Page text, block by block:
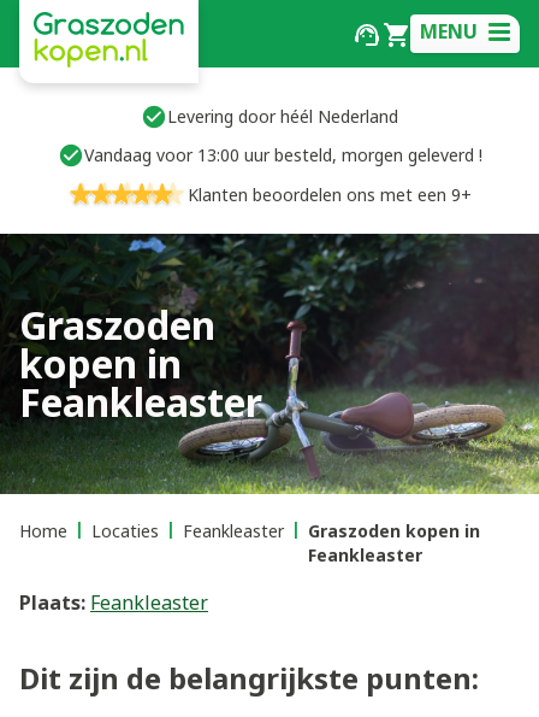
MENU
Levering door héél Nederland
Vandaag voor 13:00 uur besteld, morgen geleverd !
Klanten beoordelen ons met een 9+
Graszoden
kopen in
Feankleaster
Home Locaties Feankleaster
Graszoden kopen in
Feankleaster
Plaats: Feankleaster
Dit zijn de belangrijkste punten: